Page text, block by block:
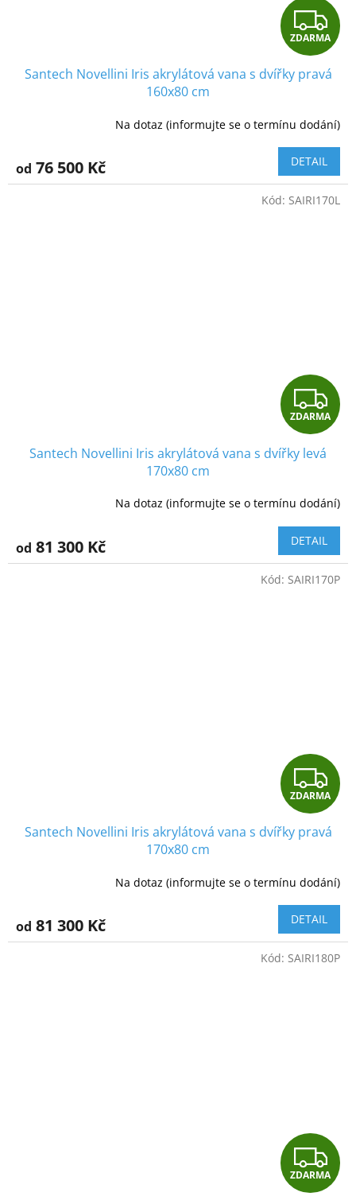
Z
D
A
R
M
A
ZDARMA
Santech Novellini Iris akrylátová vana s dvířky pravá
160x80 cm
Na dotaz (informujte se o termínu dodání)
od 76 500 Kč DETAIL
Z
D
R
M
A
ZDARMA
Santech Novellini Iris akrylátová vana s dvířky levá
170x80 cm
Na dotaz (informujte se o termínu dodání)
od 81 300 Kč DETAIL
Kód: SAIRI170L
Z
D
A
R
M
A
ZDARMA
Santech Novellini Iris akrylátová vana s dvířky pravá
170x80 cm
Na dotaz (informujte se o termínu dodání)
od 81 300 Kč DETAIL
Kód: SAIRI170P
Z
D
ZDARMA
Kód: SAIRI180P